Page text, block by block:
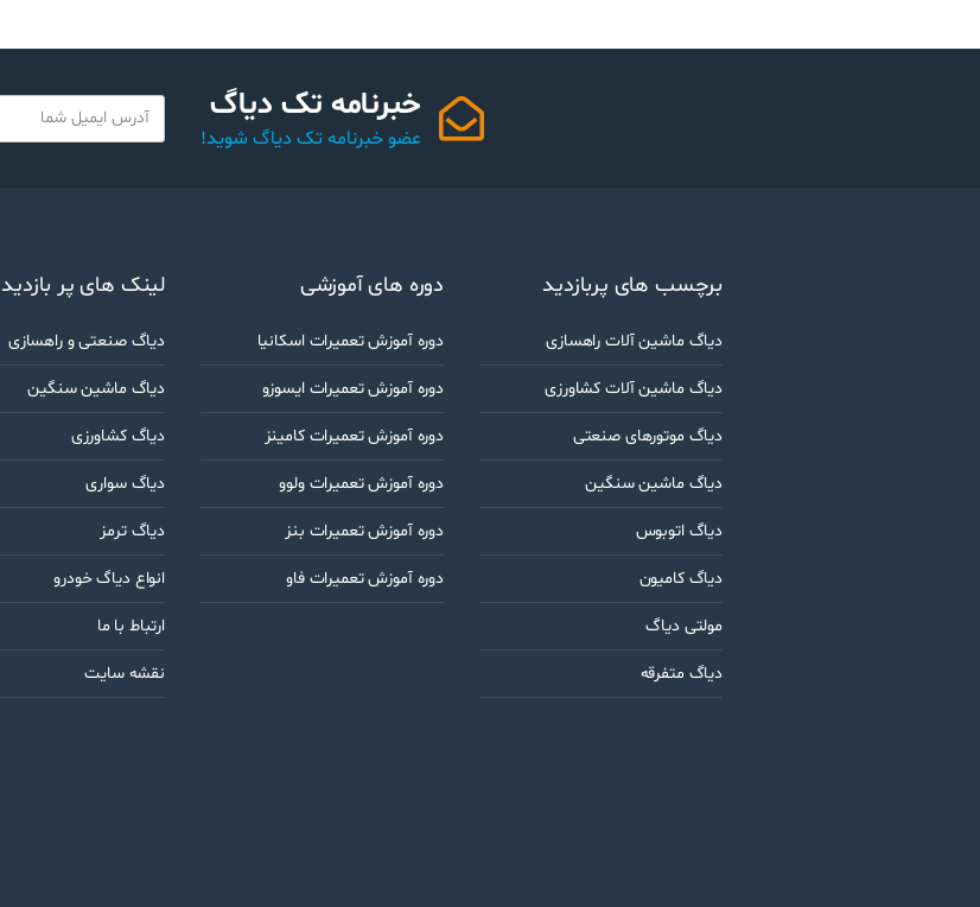
خبرنامه تک دیاگ
عضو خبرنامه تک دیاگ شوید!
o
a
l
برچسب های پربازدید
دیاگ ماشین آلات راهسازی
دیاگ ماشین آلات کشاورزی
دیاگ موتورهای صنعتی
دیاگ ماشین سنگین
دیاگ اتوبوس
دیاگ کامیون
مولتی دیاگ
دیاگ متفرقه
دوره های آموزشی
دوره آموزش تعمیرات اسکانیا
دوره آموزش تعمیرات ایسوزو
دوره آموزش تعمیرات کامینز
دوره آموزش تعمیرات ولوو
دوره آموزش تعمیرات بنز
دوره آموزش تعمیرات فاو
لینک های پر بازدید
دیاگ صنعتی و راهسازی
دیاگ ماشین سنگین
دیاگ کشاورزی
دیاگ سواری
دیاگ ترمز
انواع دیاگ خودرو
ارتباط با ما
نقشه سایت